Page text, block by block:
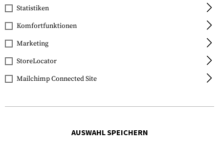
Clawgear
18650 Battery 3.7V
2600mAh
Statistiken
Komfortfunktionen
Marketing
StoreLocator
Mailchimp Connected Site
AUSWAHL SPEICHERN